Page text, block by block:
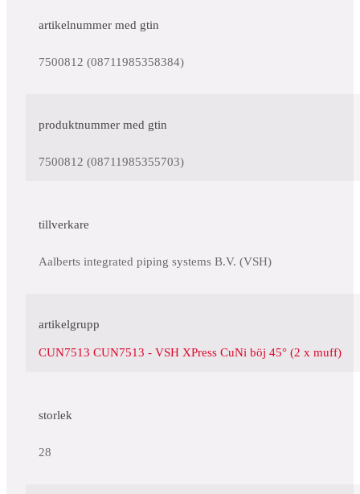
artikelnummer med gtin
7500812 (08711985358384)
produktnummer med gtin
7500812 (08711985355703)
tillverkare
Aalberts integrated piping systems B.V. (VSH)
artikelgrupp
CUN7513 CUN7513 - VSH XPress CuNi böj 45° (2 x muff)
storlek
28